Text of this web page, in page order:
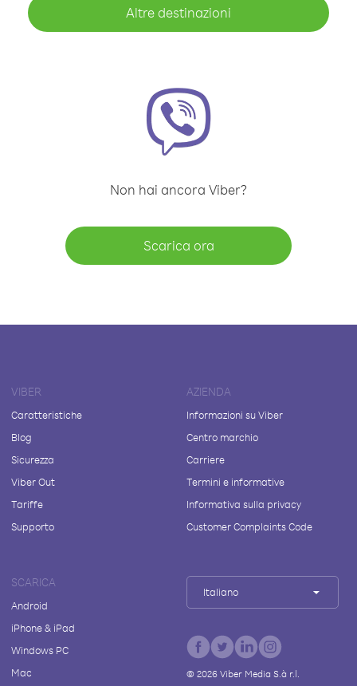
Altre destinazioni
Non hai ancora Viber?
Scarica ora
VIBER
Caratteristiche
Blog
Sicurezza
Viber Out
Tariffe
Supporto
AZIENDA
Informazioni su Viber
Centro marchio
Carriere
Termini e informative
Informativa sulla privacy
Customer Complaints Code
SCARICA
Android
iPhone & iPad
Windows PC
Mac
Italiano
© 2026Viber Media S.à r.l.